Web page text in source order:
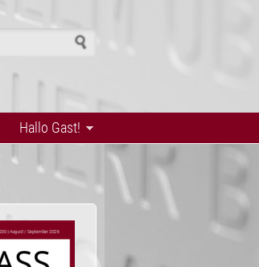
Hallo Gast!